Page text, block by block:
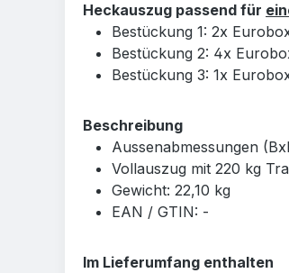
Heckauszug passend für
Bestückung 1: 2x
Bestückung 2: 4x
Bestückung 3: 1x
Beschreibung
Aussenabmessungen
Vollauszug mit 220 kg
Gewicht: 22,10 kg
EAN / GTIN: -
Im Lieferumfang enthalten